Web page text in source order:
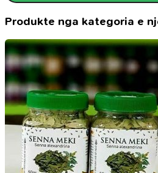
Produkte nga kategoria e